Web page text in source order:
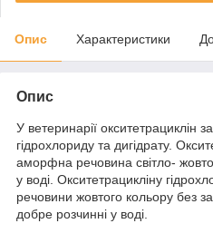
Опис Характеристики
Опис
У ветеринарії окситетрациклін
гідрохлориду та дигідрату.
аморфна речовина світло-
у воді. Окситетрацикліну
речовини жовтого кольору без
добре розчинні у воді.